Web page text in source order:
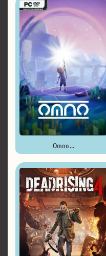
Omno ...